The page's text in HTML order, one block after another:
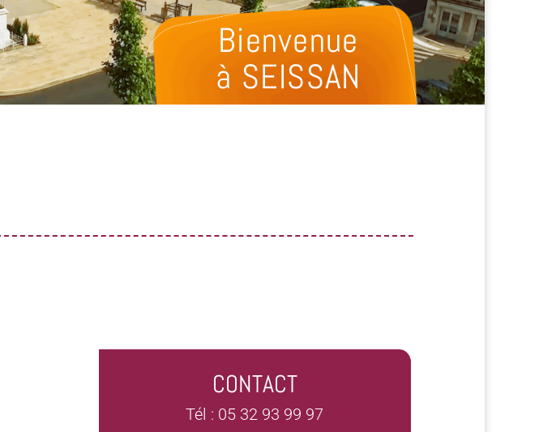
Bienvenue
à SEISSAN
CONTACT
Tél : 05 32 93 99 97